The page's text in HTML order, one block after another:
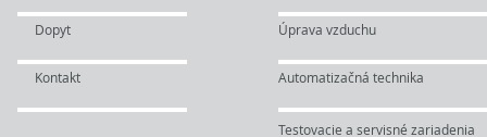
Kontakt Automatizačná technika
Úprava vzduchu
Dopyt
Testovacie a servisné zariadenia